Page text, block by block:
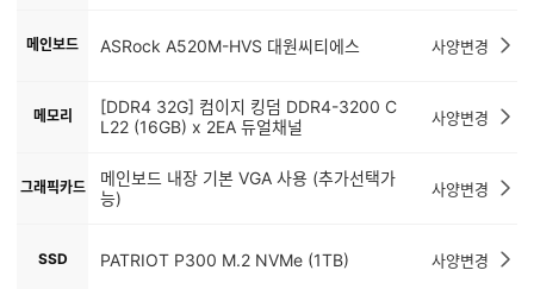
메인보드 ASRock A520M-HVS 대원씨티에스 사양변경
메모리
[DDR4 32G] 컴이지 킹덤 DDR4-3200 C
L22 (16GB) x 2EA 듀얼채널
사양변경
그래픽카드
메인보드 내장 기본 VGA 사용 (추가선택가
능)
사양변경
SSD PATRIOT P300 M.2 NVMe (1TB) 사양변경